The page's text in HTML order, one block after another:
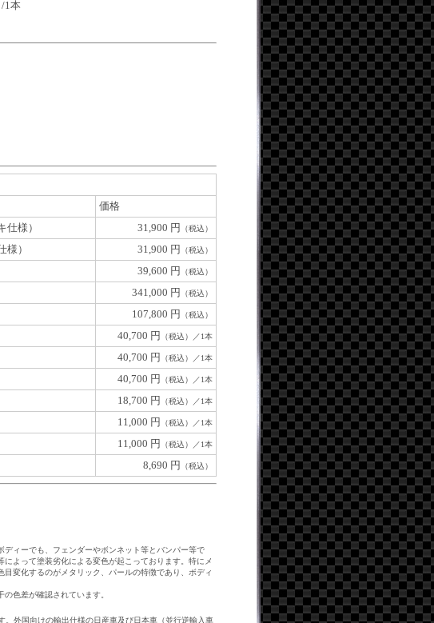
/1本
価格
様） 31,900 円 （税込）
） 31,900 円 （税込）
39,600 円 （税込）
341,000 円 （税込）
107,800 円 （税込）
40,700 円 （税込）／1本
40,700 円 （税込）／1本
40,700 円 （税込）／1本
18,700 円 （税込）／1本
11,000 円 （税込）／1本
11,000 円 （税込）／1本
8,690 円 （税込）
ィーでも、フェンダーやボンネット等とバンパー等で
よって塗装劣化による変色が起こっております。特にメ
変化するのがメタリック、パールの特徴であり、ボディ
色差が確認されています。
外国向けの輸出仕様の日産車及び日本車（並行逆輸入車